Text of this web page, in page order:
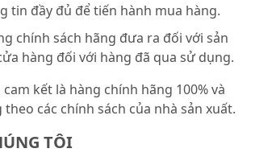
tin đầy đủ để tiến hành mua hàng.
chính sách hãng đưa ra đối với sản
hàng đối với hàng đã qua sử dụng.
kết là hàng chính hãng 100% và
các chính sách của nhà sản xuất.
TÔI